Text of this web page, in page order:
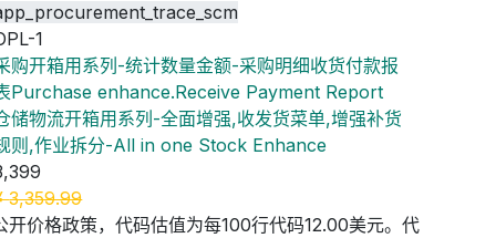
1
购开箱用系列-统计数量金额-采购明细收货付款报
Purchase enhance.Receive Payment Report
储物流开箱用系列-全面增强,收发货菜单,增强补货
则,作业拆分-All in one Stock Enhance
3,359.99
价格政策，代码估值为每100行代码12.00美元。代